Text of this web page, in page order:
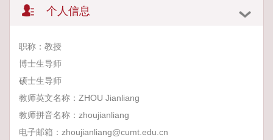
个人信息
职称：教授
博士生导师
硕士生导师
教师英文名称：ZHOU Jianliang
教师拼音名称：zhoujianliang
电子邮箱： zhoujianliang@cumt.edu.cn